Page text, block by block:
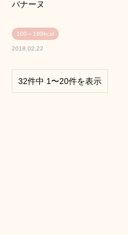
バナーヌ
100～199kcal
2018.02.22
32件中 1〜20件を表示